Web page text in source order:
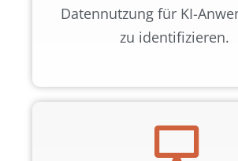
Datennutzung für KI-
zu identifizieren.